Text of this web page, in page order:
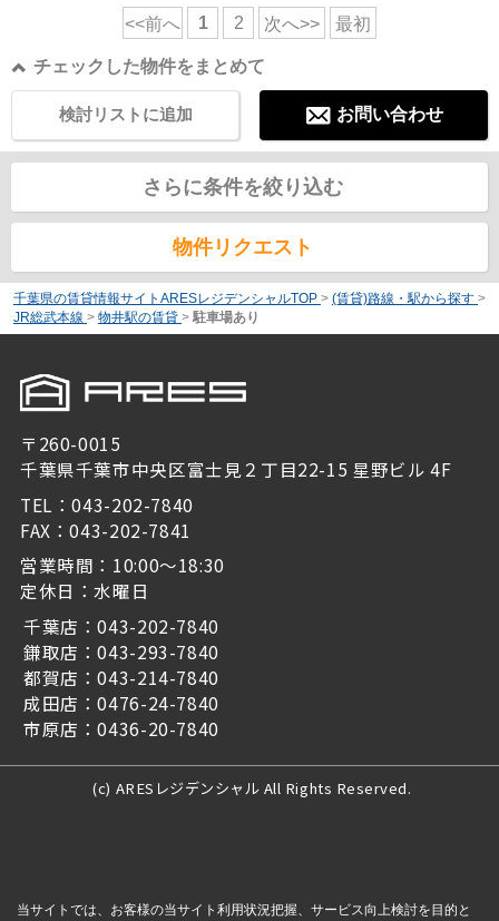
<<前へ 1 2 次へ>> 最初
チェックした物件をまとめて
お問い合わせ
検討リストに追加
さらに条件を絞り込む
物件リクエスト
千葉県の賃貸情報サイトARESレジデンシャルTOP > (賃貸)路線・駅から探す >
JR総武本線 > 物井駅の賃貸 > 駐車場あり
〒260-0015
千葉県千葉市中央区富士見２丁目22-15 星野ビル 4F
TEL：043-202-7840
FAX：043-202-7841
営業時間：10:00～18:30
定休日：水曜日
千葉店：043-202-7840
鎌取店：043-293-7840
都賀店：043-214-7840
成田店：0476-24-7840
市原店：0436-20-7840
(c) ARESレジデンシャル All Rights Reserved.
当サイトでは、お客様の当サイト利用状況把握、サービス向上検討を目的と